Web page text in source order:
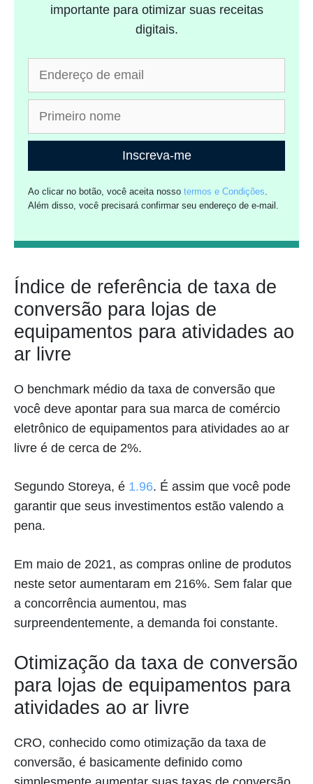
importante para otimizar suas receitas
digitais.
Inscreva-me
Ao clicar no botão, você aceita nossotermos e Condições.
Além disso, você precisará confirmar seu endereço de e-mail.
Índice de referência de taxa de
conversão para lojas de
equipamentos para atividades ao
ar livre
O benchmark médio da taxa de conversão que
você deve apontar para sua marca de comércio
eletrônico de equipamentos para atividades ao ar
livre é de cerca de 2%.
Segundo Storeya, é 1.96. É assim que você pode
garantir que seus investimentos estão valendo a
pena.
Em maio de 2021, as compras online de produtos
neste setor aumentaram em 216%. Sem falar que
a concorrência aumentou, mas
surpreendentemente, a demanda foi constante.
Otimização da taxa de conversão
para lojas de equipamentos para
atividades ao ar livre
CRO, conhecido como otimização da taxa de
conversão, é basicamente definido como